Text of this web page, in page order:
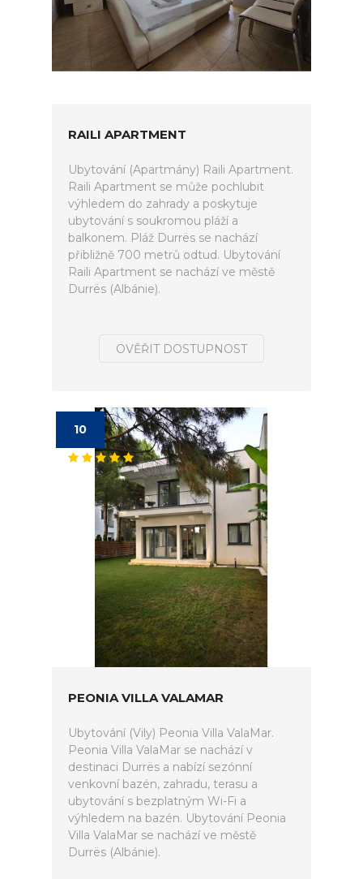
RAILI APARTMENT
Ubytování (Apartmány) Raili Apartment.
Raili Apartment se může pochlubit
výhledem do zahrady a poskytuje
ubytování s soukromou pláží a
balkonem. Pláž Durrës se nachází
přibližně 700 metrů odtud. Ubytování
Raili Apartment se nachází ve městě
Durrës (Albánie).
OVĚŘIT DOSTUPNOST
10
PEONIA VILLA VALAMAR
Ubytování (Vily) Peonia Villa ValaMar.
Peonia Villa ValaMar se nachází v
destinaci Durrës a nabízí sezónní
venkovní bazén, zahradu, terasu a
ubytování s bezplatným Wi-Fi a
výhledem na bazén. Ubytování Peonia
Villa ValaMar se nachází ve městě
Durrës (Albánie).